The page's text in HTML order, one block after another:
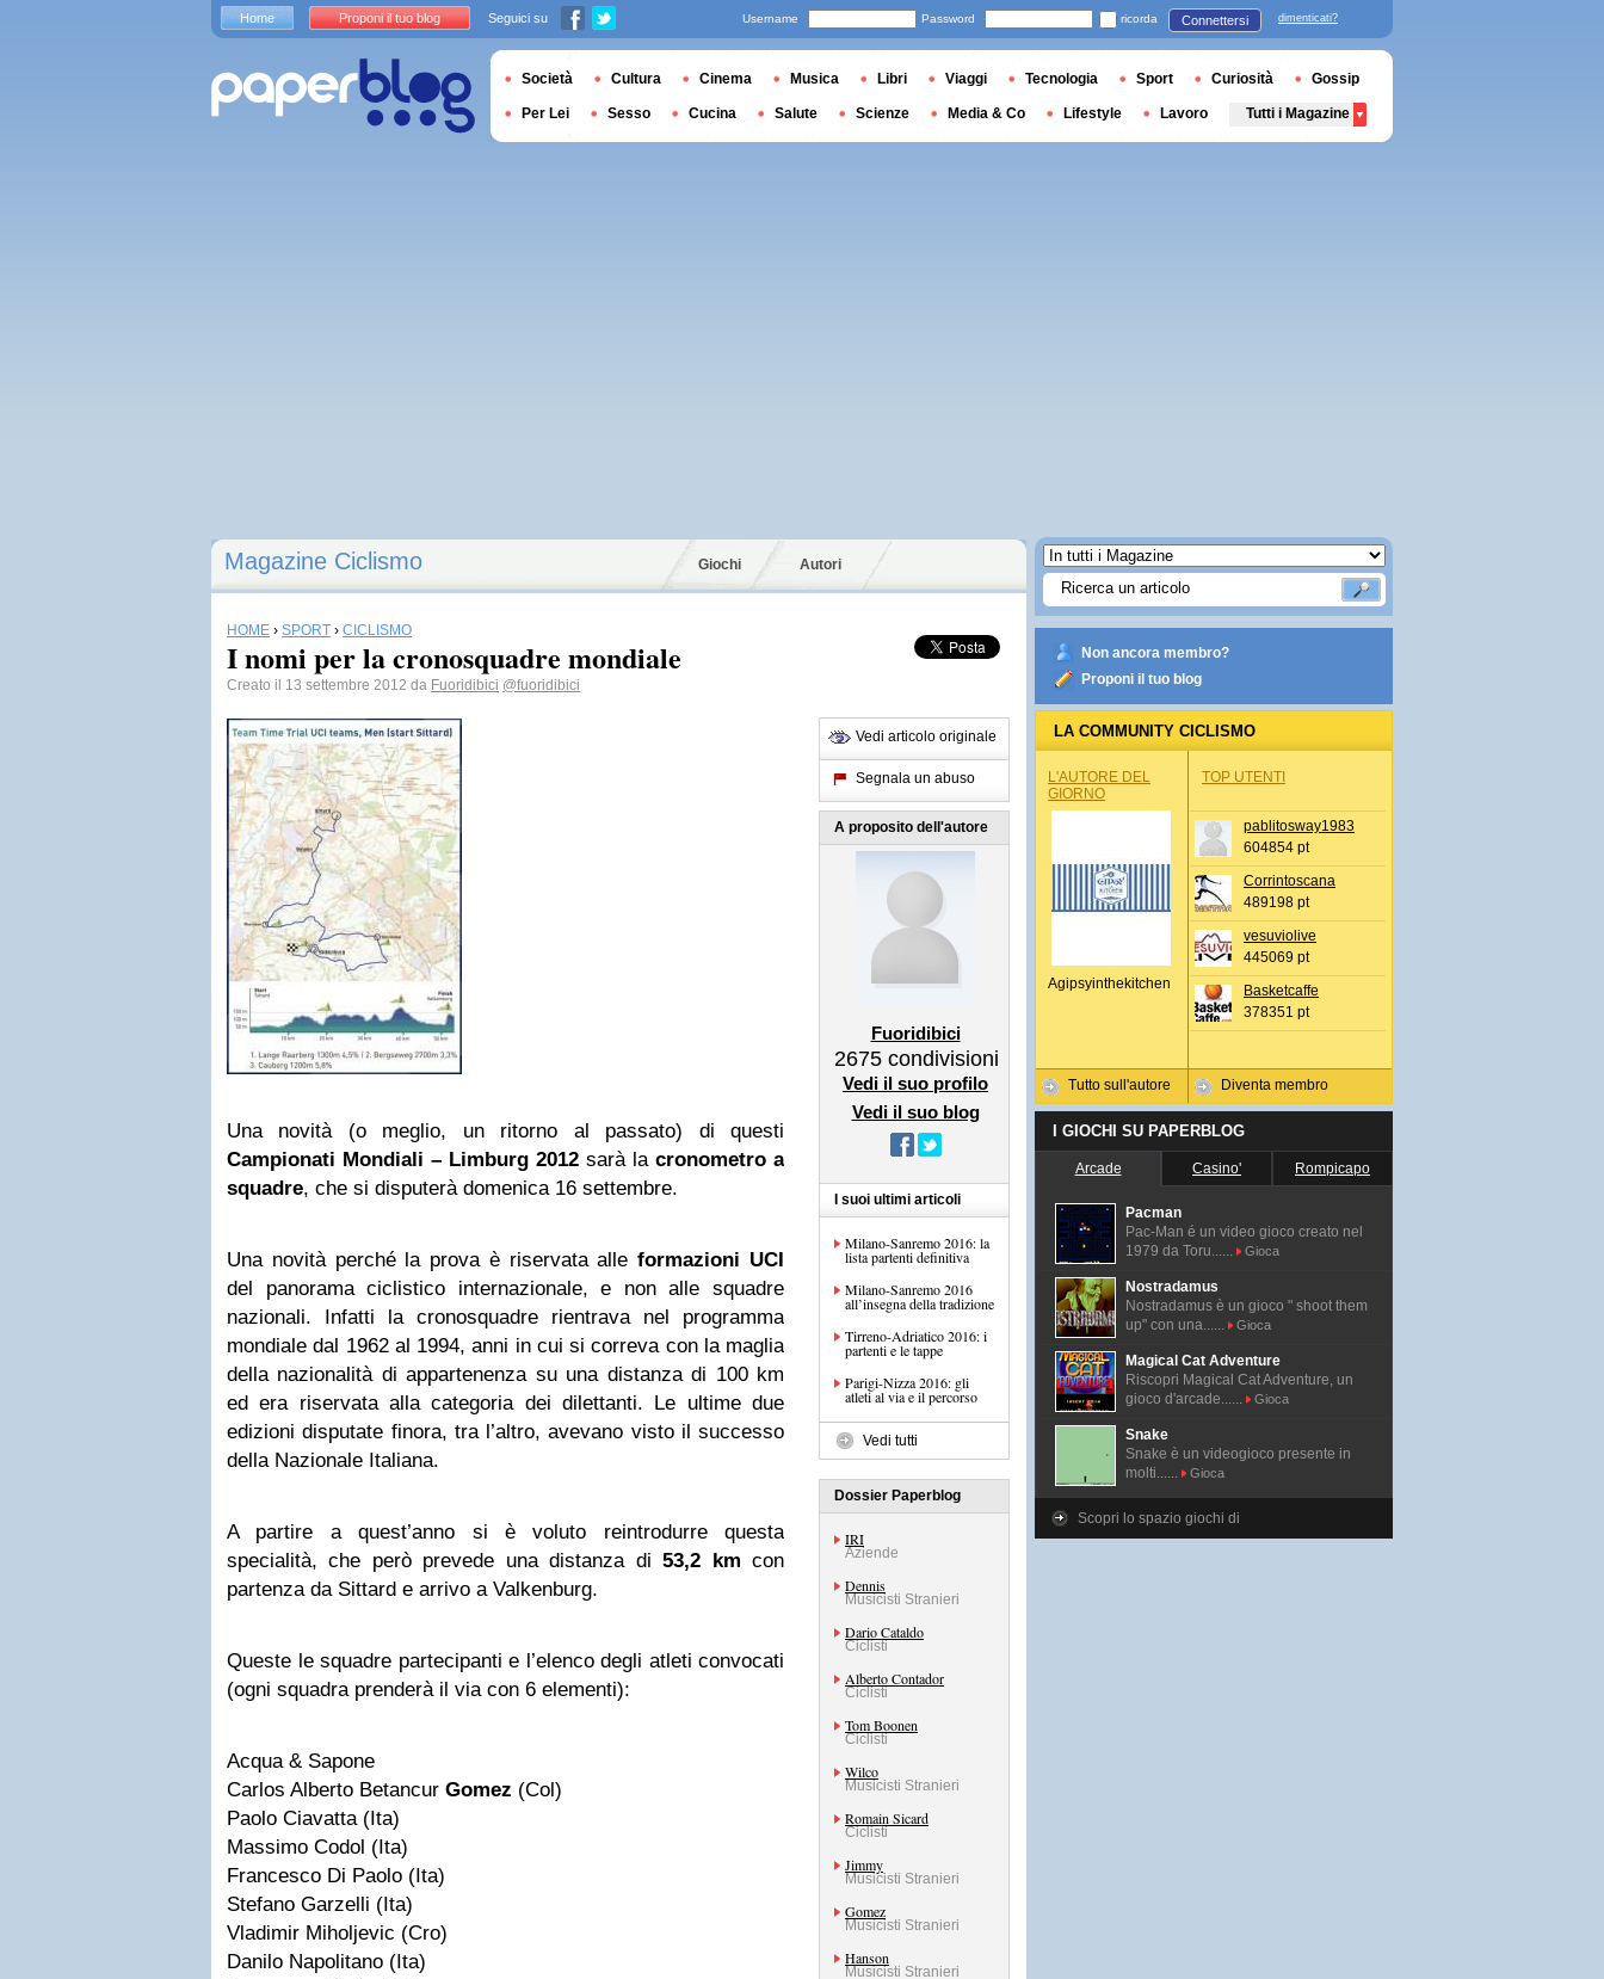
Magazine Ciclismo Giochi Autori
HOME › SPORT › CICLISMO
I nomi per la cronosquadre mondiale
Creato il 13 settembre 2012 da Fuoridibici @fuoridibici
Una novità (o meglio, un ritorno al passato) di questi
Campionati Mondiali – Limburg 2012 sarà lacronometro a
squadre, che si disputerà domenica 16 settembre.
Una novità perché la prova è riservata alleformazioni UCI
del panorama ciclistico internazionale, e non alle squadre
nazionali. Infatti la cronosquadre rientrava nel programma
mondiale dal 1962 al 1994, anni in cui si correva con la maglia
della nazionalità di appartenenza su una distanza di 100 km
ed era riservata alla categoria dei dilettanti. Le ultime due
edizioni disputate finora, tra l’altro, avevano visto il successo
della Nazionale Italiana.
A partire a quest’anno si è voluto reintrodurre questa
specialità, che però prevede una distanza di 53,2 km con
partenza da Sittard e arrivo a Valkenburg.
Queste le squadre partecipanti e l’elenco degli atleti convocati
(ogni squadra prenderà il via con 6 elementi):
Acqua & Sapone
Carlos Alberto Betancur Gomez (Col)
Paolo Ciavatta (Ita)
Massimo Codol (Ita)
Francesco Di Paolo (Ita)
Stefano Garzelli (Ita)
Vladimir Miholjevic (Cro)
Danilo Napolitano (Ita)
Vedi articolo originale
Segnala un abuso
A proposito dell'autore
Fuoridibici
2675 condivisioni
Vedi il suo profilo
Vedi il suo blog
I suoi ultimi articoli
Milano-Sanremo 2016: la
lista partenti definitiva
Milano-Sanremo 2016
all’insegna della tradizione
Tirreno-Adriatico 2016: i
partenti e le tappe
Parigi-Nizza 2016: gli
atleti al via e il percorso
Vedi tutti
Dossier Paperblog
IRI
Aziende
Dennis
Musicisti Stranieri
Dario Cataldo
Ciclisti
Alberto Contador
Ciclisti
Tom Boonen
Ciclisti
Wilco
Musicisti Stranieri
Romain Sicard
Ciclisti
Jimmy
Musicisti Stranieri
Gomez
Musicisti Stranieri
Hanson
Musicisti Stranieri
Non ancora membro?
Proponi il tuo blog
LA COMMUNITY CICLISMO
L'AUTORE DEL
GIORNO
Agipsyinthekitchen
Tutto sull'autore
TOP UTENTI
pablitosway1983
604854 pt
Corrintoscana
489198 pt
vesuviolive
445069 pt
Basketcaffe
378351 pt
Diventa membro
I GIOCHI SU PAPERBLOG
Arcade Casino' Rompicapo
Pacman
Pac-Man é un video gioco creato nel
1979 da Toru......
Gioca
Nostradamus
Nostradamus è un gioco " shoot them
up" con una......
Gioca
Magical Cat Adventure
Riscopri Magical Cat Adventure, un
gioco d'arcade......
Gioca
Snake
Snake è un videogioco presente in
molti......
Gioca
Scopri lo spazio giochi di
Home Proponi il tuo blog Seguici su Username Password ricorda Connettersi dimenticati?
Società Cultura Cinema Musica Libri Viaggi Tecnologia Sport Curiosità Gossip
Per Lei Sesso Cucina Salute Scienze Media & Co Lifestyle Lavoro Tutti i Magazine